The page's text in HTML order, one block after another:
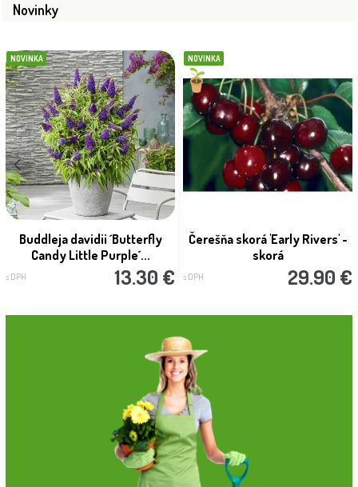
Novinky
NOVINKA
Buddleja davidii ´Butterfly
Candy Little Purple´...
s DPH 13.30 €
NOVINKA
Čerešňa skorá 'Early Rivers' -
skorá
s DPH 29.90 €